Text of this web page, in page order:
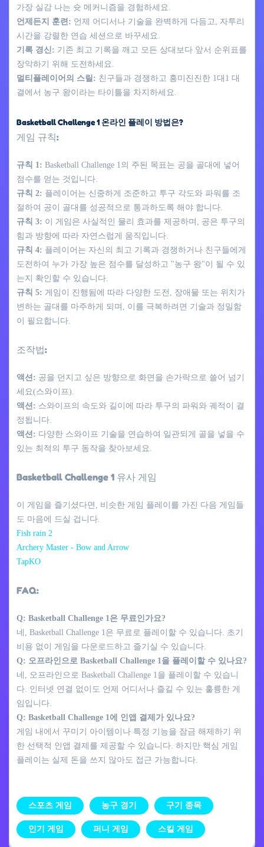
가장 실감 나는 슛 메커니즘을 경험하세요.
언제든지 훈련: 언제 어디서나 기술을 완벽하게 다듬고, 자투리
시간을 강렬한 연습 세션으로 바꾸세요.
기록 경신: 기존 최고 기록을 깨고 모든 상대보다 앞서 순위표를
장악하기 위해 도전하세요.
멀티플레이어의 스릴: 친구들과 경쟁하고 흥미진진한 1대1 대
결에서 농구 왕이라는 타이틀을 차지하세요.
Basketball Challenge 1 온라인 플레이 방법은?
게임 규칙:
규칙 1: Basketball Challenge 1의 주된 목표는 공을 골대에 넣어
점수를 얻는 것입니다.
규칙 2: 플레이어는 신중하게 조준하고 투구 각도와 파워를 조
절하여 공이 골대를 성공적으로 통과하도록 해야 합니다.
규칙 3: 이 게임은 사실적인 물리 효과를 제공하며, 공은 투구의
힘과 방향에 따라 자연스럽게 움직입니다.
규칙 4: 플레이어는 자신의 최고 기록과 경쟁하거나 친구들에게
도전하여 누가 가장 높은 점수를 달성하고 "농구 왕"이 될 수 있
는지 확인할 수 있습니다.
규칙 5: 게임이 진행됨에 따라 다양한 도전, 장애물 또는 위치가
변하는 골대를 마주하게 되며, 이를 극복하려면 기술과 정밀함
이 필요합니다.
조작법:
액션: 공을 던지고 싶은 방향으로 화면을 손가락으로 쓸어 넘기
세요(스와이프).
액션: 스와이프의 속도와 길이에 따라 투구의 파워와 궤적이 결
정됩니다.
액션: 다양한 스와이프 기술을 연습하여 일관되게 골을 넣을 수
있는 최적의 투구 동작을 찾아보세요.
Basketball Challenge 1 유사 게임
이 게임을 즐기셨다면, 비슷한 게임 플레이를 가진 다음 게임들
도 마음에 드실 겁니다.
Fish rain 2
Archery Master - Bow and Arrow
TapKO
FAQ:
Q: Basketball Challenge 1은 무료인가요?
네, Basketball Challenge 1은 무료로 플레이할 수 있습니다. 초기
비용 없이 게임을 다운로드하고 즐기실 수 있습니다.
Q: 오프라인으로 Basketball Challenge 1을 플레이할 수 있나요?
네, 오프라인으로 Basketball Challenge 1을 플레이할 수 있습니
다. 인터넷 연결 없이도 언제 어디서나 즐길 수 있는 훌륭한 게
임입니다.
Q: Basketball Challenge 1에 인앱 결제가 있나요?
게임 내에서 꾸미기 아이템이나 특정 기능을 잠금 해제하기 위
한 선택적 인앱 결제를 제공할 수 있습니다. 하지만 핵심 게임
플레이는 실제 돈을 쓰지 않아도 접근 가능합니다.
스포츠 게임 농구 경기 구기 종목
인기 게임 퍼니 게임 스킬 게임